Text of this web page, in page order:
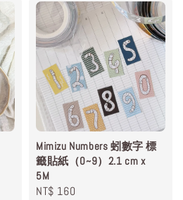
Mimizu Numbers 蚓數字 標
籤貼紙（0~9）2.1 cm x
5M
Regular
NT$ 160